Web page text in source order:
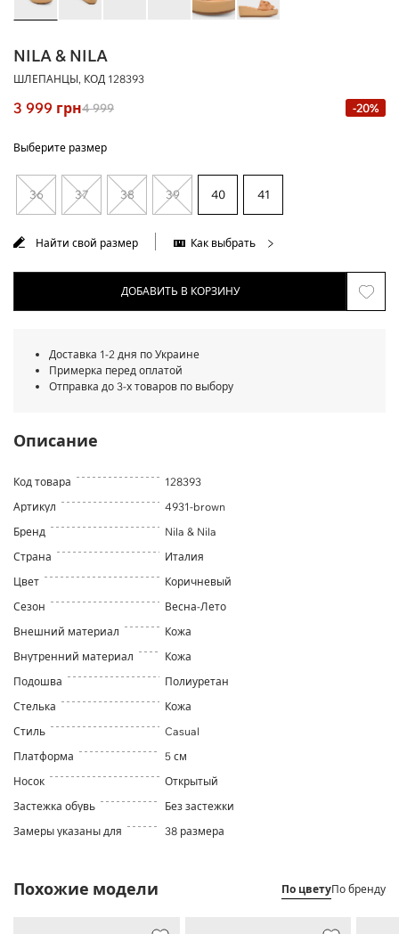
NILA & NILA
ШЛЕПАНЦЫ, КОД 128393
3 999 грн4 999 -20%
Выберите размер
36 37 38 39 40 41
Найти свой размер Как выбрать
ДОБАВИТЬ В КОРЗИНУ
Доставка 1-2 дня по Украине
Примерка перед оплатой
Отправка до 3-х товаров по выбору
Описание
Код товара
128393
Артикул
4931-brown
Бренд
Nila & Nila
Страна
Италия
Цвет
Коричневый
Сезон
Весна-Лето
Внешний материал
Кожа
Внутренний материал
Кожа
Подошва
Полиуретан
Стелька
Кожа
Стиль
Casual
Платформа
5 см
Носок
Открытый
Застежка обувь
Без застежки
Замеры указаны для
38 размера
Похожие модели По цветуПо бренду